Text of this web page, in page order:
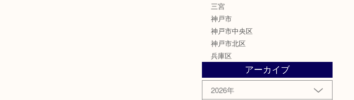
三宮
神戸市
神戸市中央区
神戸市北区
兵庫区
アーカイブ
2026年